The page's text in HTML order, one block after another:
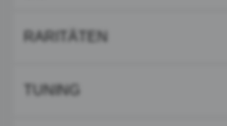
RARITÄTEN
TUNING